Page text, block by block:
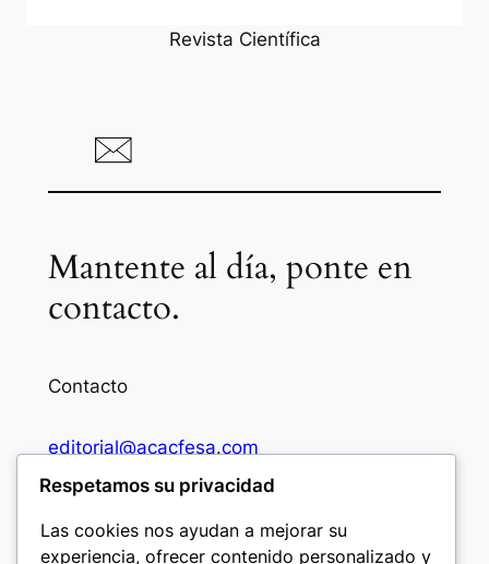
Revista Científica
Mantente al día, ponte en
contacto.
Contacto
editorial@acacfesa.com
Respetamos su privacidad
Las cookies nos ayudan a mejorar su
experiencia, ofrecer contenido personalizado y